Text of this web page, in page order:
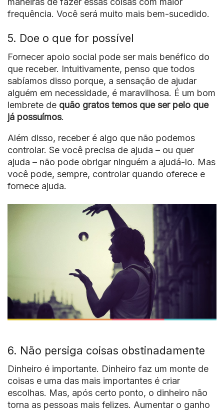
frequência. Você será muito mais bem-sucedido.
5. Doe o que for possível
Fornecer apoio social pode ser mais benéfico do
que receber. Intuitivamente, penso que todos
sabíamos disso porque, a sensação de ajudar
alguém em necessidade, é maravilhosa. É um bom
lembrete de quão gratos temos que ser pelo que
já possuímos.
Além disso, receber é algo que não podemos
controlar. Se você precisa de ajuda – ou quer
ajuda – não pode obrigar ninguém a ajudá-lo. Mas
você pode, sempre, controlar quando oferece e
fornece ajuda.
6. Não persiga coisas obstinadamente
Dinheiro é importante. Dinheiro faz um monte de
coisas e uma das mais importantes é criar
escolhas. Mas, após certo ponto, o dinheiro não
torna as pessoas mais felizes. Aumentar o ganho